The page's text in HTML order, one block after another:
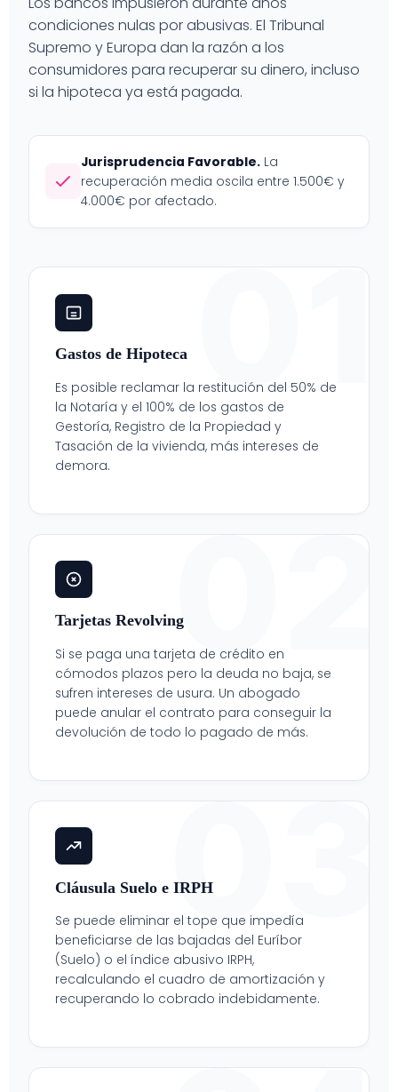
condiciones nulas por abusivas. El Tribunal
Supremo y Europa dan la razón a los
consumidores para recuperar su dinero, incluso
si la hipoteca ya está pagada.
Jurisprudencia Favorable. La
recuperación media oscila entre 1.500€ y
4.000€ por afectado.
01
Gastos de Hipoteca
Es posible reclamar la restitución del 50% de
la Notaría y el 100% de los gastos de
Gestoría, Registro de la Propiedad y
Tasación de la vivienda, más intereses de
demora.
02
Tarjetas Revolving
Si se paga una tarjeta de crédito en
cómodos plazos pero la deuda no baja, se
sufren intereses de usura. Un abogado
puede anular el contrato para conseguir la
devolución de todo lo pagado de más.
03
Cláusula Suelo e IRPH
Se puede eliminar el tope que impedía
beneficiarse de las bajadas del Euríbor
(Suelo) o el índice abusivo IRPH,
recalculando el cuadro de amortización y
recuperando lo cobrado indebidamente.